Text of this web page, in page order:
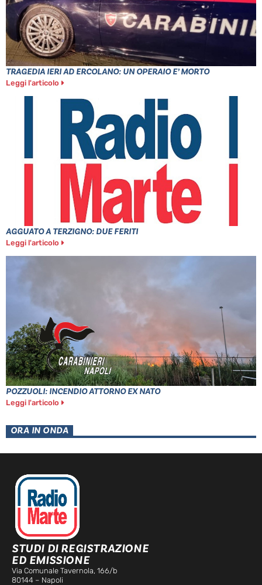
TRAGEDIA IERI AD ERCOLANO: UN OPERAIO E’ MORTO
Leggi l'articolo
AGGUATO A TERZIGNO: DUE FERITI
Leggi l'articolo
POZZUOLI: INCENDIO ATTORNO EX NATO
Leggi l'articolo
ORA IN ONDA
STUDI DI REGISTRAZIONE
ED EMISSIONE
Via Comunale Tavernola, 166/b
80144 – Napoli